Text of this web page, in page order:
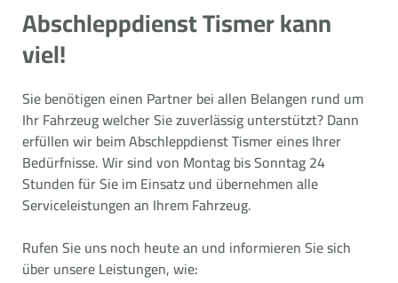
Abschleppdienst Tismer kann
viel!
Sie benötigen einen Partner bei allen Belangen rund um
Ihr Fahrzeug welcher Sie zuverlässig unterstützt? Dann
erfüllen wir beim Abschleppdienst Tismer eines Ihrer
Bedürfnisse. Wir sind von Montag bis Sonntag 24
Stunden für Sie im Einsatz und übernehmen alle
Serviceleistungen an Ihrem Fahrzeug.
Rufen Sie uns noch heute an und informieren Sie sich
über unsere Leistungen, wie: